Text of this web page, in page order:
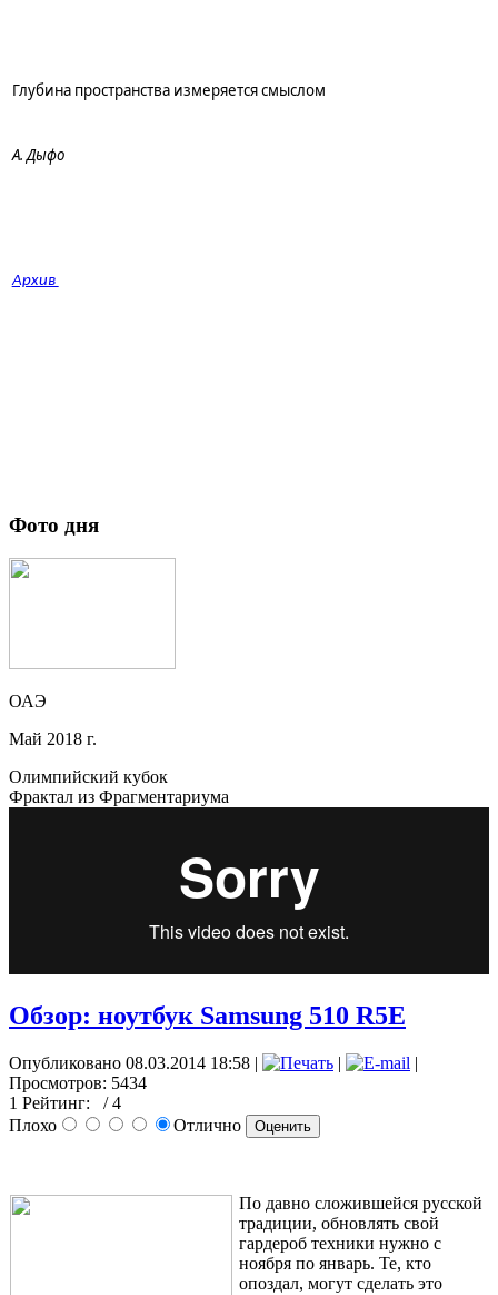
Глубина пространства измеряется смыслом
А. Дыфо
Архив
Фото дня
ОАЭ
Май 2018 г.
Олимпийский кубок
Фрактал из Фрагментариума
Обзор: ноутбук Samsung 510 R5E
Опубликовано 08.03.2014 18:58 | |
|
Просмотров: 5434
1 Рейтинг:
/ 4
Плохо
Отлично
По давно сложившейся русской
традиции, обновлять свой
гардероб техники нужно с
ноября по январь. Те, кто
опоздал, могут сделать это